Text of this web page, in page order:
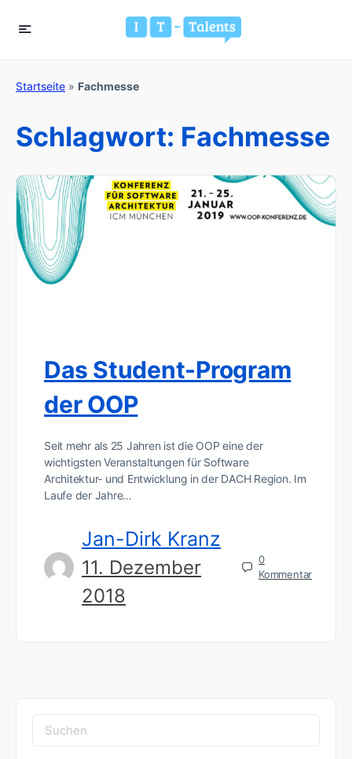
Startseite » Fachmesse
Schlagwort: Fachmesse
Das Student-Program
der OOP
Seit mehr als 25 Jahren ist die OOP eine der
wichtigsten Veranstaltungen für Software
Architektur- und Entwicklung in der DACH Region. Im
Laufe der Jahre…
Jan-Dirk Kranz
11. Dezember
2018
0
Kommentar
Suchen
nach: